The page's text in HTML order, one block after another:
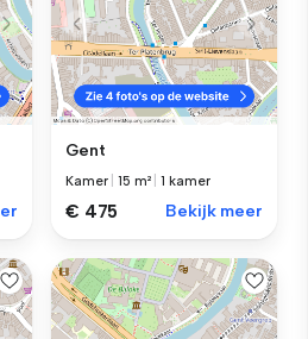
Gent
Kamer |15 m² |1 kamer
€ 475 Bekijk meer